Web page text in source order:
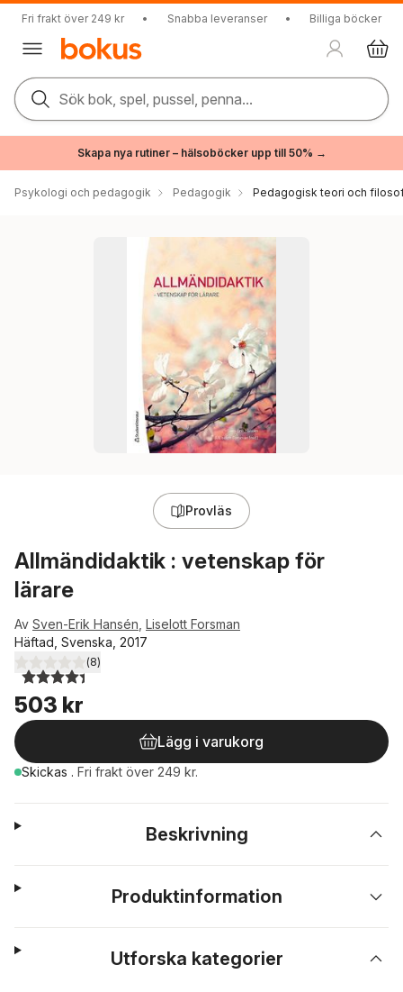
Fri frakt över 249 kr • Snabba leveranser • Billiga böcker
Sök bok, spel, pussel, penna...
Skapa nya rutiner – hälsoböcker upp till 50% →
Psykologi och pedagogik Pedagogik Pedagogisk teori och
Provläs
Allmändidaktik : vetenskap för
lärare
Av Sven-Erik Hansén Liselott Forsman
Häftad, Svenska, 2017
4,4utav 5 stjärnor. Totalt antal röster:
(8)
503 kr
Lägg i varukorg
Skickas . Fri frakt över 249 kr.
Beskrivning
Produktinformation
Utforska kategorier